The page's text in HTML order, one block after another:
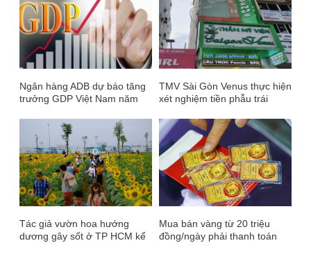
Ngân hàng ADB dự báo tăng
trưởng GDP Việt Nam năm
TMV Sài Gòn Venus thực hiện
xét nghiệm tiền phẫu trái
Tác giả vườn hoa hướng
dương gây sốt ở TP HCM kể
Mua bán vàng từ 20 triệu
đồng/ngày phải thanh toán